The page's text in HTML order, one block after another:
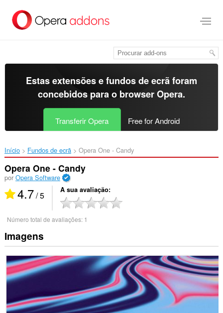
para
Estas extensões e fundos de ecrã foram
concebidos para o browser Opera.
Transferir Opera Free for Android
Início Fundos de ecrã Opera One - Candy‎
Opera One - Candy
por Opera Software
4.7/ 5 A sua avaliação
Número total de avaliações: 1
Imagens